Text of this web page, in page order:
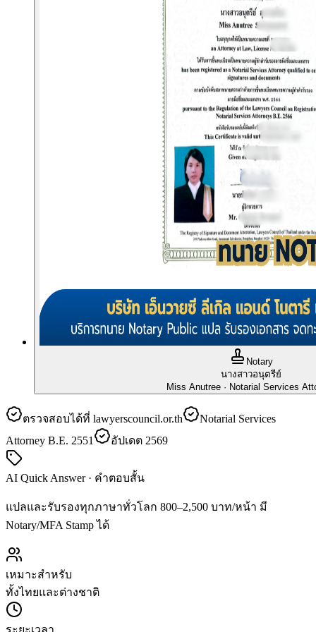
Notary
นางสาวอนุตรีย์
Miss Anutree· Notarial Services
ตรวจสอบได้ที่ lawyerscouncil.or.th
Notarial Services
Attorney B.E. 2551
อัปเดต 2569
AI Quick Answer · คำตอบสั้น
แปลและรับรองทุกภาษาทั่วโลก 800–2,500 บาท/หน้า มี
Notary/MFA Stamp ได้
เหมาะสำหรับ
ทั้งไทยและต่างชาติ
ระยะเวลา